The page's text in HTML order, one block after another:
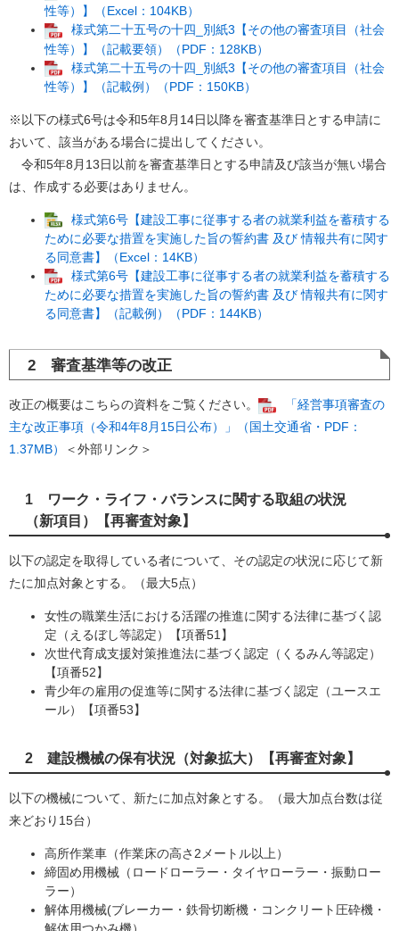
性等）】（Excel：104KB）
様式第二十五号の十四_別紙3【その他の審査項目（社会
性等）】（記載要領）（PDF：128KB）
様式第二十五号の十四_別紙3【その他の審査項目（社会
性等）】（記載例）（PDF：150KB）
※以下の様式6号は令和5年8月14日以降を審査基準日とする申請に
おいて、該当がある場合に提出してください。
令和5年8月13日以前を審査基準日とする申請及び該当が無い場合
は、作成する必要はありません。
様式第6号【建設工事に従事する者の就業利益を蓄積する
ために必要な措置を実施した旨の誓約書 及び 情報共有に関す
る同意書】（Excel：14KB）
様式第6号【建設工事に従事する者の就業利益を蓄積する
ために必要な措置を実施した旨の誓約書 及び 情報共有に関す
る同意書】（記載例）（PDF：144KB）
2 審査基準等の改正
改正の概要はこちらの資料をご覧ください。
「経営事項審査の
主な改正事項（令和4年8月15日公布）」（国土交通省・PDF：
1.37MB）
＜外部リンク＞
1 ワーク・ライフ・バランスに関する取組の状況
（新項目）【再審査対象】
以下の認定を取得している者について、その認定の状況に応じて新
たに加点対象とする。（最大5点）
女性の職業生活における活躍の推進に関する法律に基づく認
定（えるぼし等認定）【項番51】
次世代育成支援対策推進法に基づく認定（くるみん等認定）
【項番52】
青少年の雇用の促進等に関する法律に基づく認定（ユースエ
ール）【項番53】
2 建設機械の保有状況（対象拡大）【再審査対象】
以下の機械について、新たに加点対象とする。（最大加点台数は従
来どおり15台）
高所作業車（作業床の高さ2メートル以上）
締固め用機械（ロードローラー・タイヤローラー・振動ロー
ラー）
解体用機械(ブレーカー・鉄骨切断機・コンクリート圧砕機・